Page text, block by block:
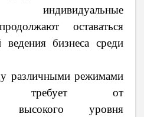
оставаться
бизнеса среди
различными режимами
требует от
высокого уровня